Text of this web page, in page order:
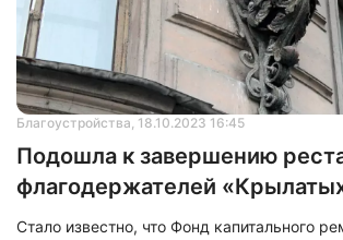
Благоустройства, 18.10.2023 16:45
Подошла к завершению
флагодержателей
Стало известно, что Фонд капитального